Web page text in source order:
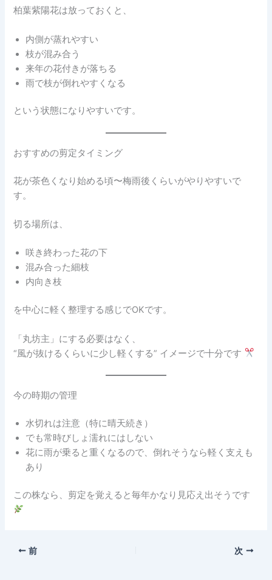
柏葉紫陽花は放っておくと、
内側が蒸れやすい
枝が混み合う
来年の花付きが落ちる
雨で枝が倒れやすくなる
という状態になりやすいです。
おすすめの剪定タイミング
花が茶色くなり始める頃〜梅雨後くらいがやりやすいで
す。
切る場所は、
咲き終わった花の下
混み合った細枝
内向き枝
を中心に軽く整理する感じでOKです。
「丸坊主」にする必要はなく、
“風が抜けるくらいに少し軽くする” イメージで十分です
今の時期の管理
水切れは注意（特に晴天続き）
でも常時びしょ濡れにはしない
花に雨が乗ると重くなるので、倒れそうなら軽く支えも
あり
この株なら、剪定を覚えると毎年かなり見応え出そうです
前 次